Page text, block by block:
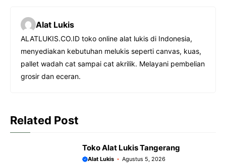
c
e
b
o
o
t
s
A
p
s
e
n
g
r
e
g
r
a
Alat Lukis
ALATLUKIS.CO.ID toko online alat lukis di Indonesia,
menyediakan kebutuhan melukis seperti canvas, kuas,
pallet wadah cat sampai cat akrilik. Melayani pembelian
grosir dan eceran.
Related Post
Toko Alat Lukis Tangerang
Alat Lukis Agustus 5, 2026